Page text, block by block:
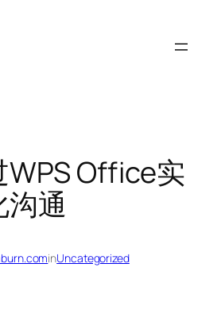
Office实
沟通
inUncategorized